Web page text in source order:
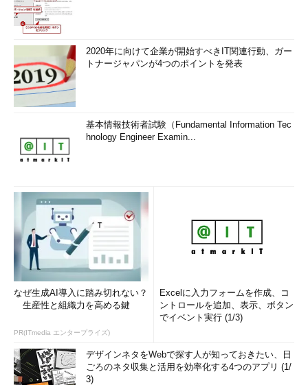
2020年に向けて企業が開始すべきIT関連行動、ガー
トナージャパンが4つのポイントを発表
基本情報技術者試験（Fundamental Information Tec
hnology Engineer Examin...
なぜ生成AI導入に踏み切れない？
生産性と組織力を高める鍵
PR(ITmedia エンタープライズ)
Excelに入力フォームを作成、コ
ントロールを追加、表示、ボタン
でイベント実行 (1/3)
デザインネタをWebで探す人が知っておきたい、日
ごろのネタ収集と活用を効率化する4つのアプリ (1/
3)